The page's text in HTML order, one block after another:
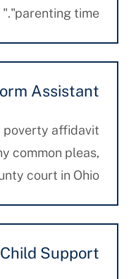
"parenting time."
Assistant
a poverty affidavit
common pleas,
court in Ohio.
Child Support